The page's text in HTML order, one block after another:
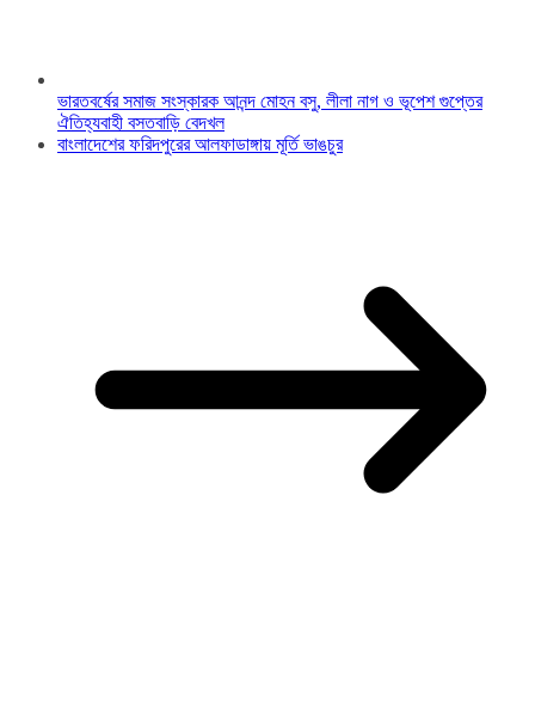
ভারতবর্ষের সমাজ সংস্কারক আনন্দ মোহন বসু, লীলা নাগ ও ভূপেশ গুপ্তের
ঐতিহ্যবাহী বসতবাড়ি বেদখল
বাংলাদেশের ফরিদপুরের আলফাডাঙ্গায় মূর্তি ভাঙচুর